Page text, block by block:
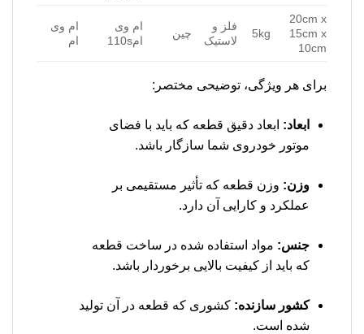
20cm x
15cm x
10cm
5kg
فلز و
لاستیک
چین
ام وی
ام110s
ام وی
ام
برای هر ویژگی، توضیحی مختصر:
ابعاد: ابعاد دقیق قطعه که باید با فضای
موتور خودروی شما سازگار باشد.
وزن: وزن قطعه که تأثیر مستقیمی بر
عملکرد و کارایی آن دارد.
جنس: مواد استفاده شده در ساخت قطعه
که باید از کیفیت بالایی برخوردار باشد.
کشور سازنده: کشوری که قطعه در آن تولید
شده است.